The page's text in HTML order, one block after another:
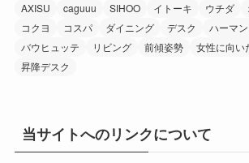
AXISU caguuu SIHOO イトーキ ウチダ
コクヨ
コスパ ダイニング デスク
ハーマ
バウヒュッテ
リビング 前傾姿勢 女性に向い
昇降デスク
当サイトへのリンクについて